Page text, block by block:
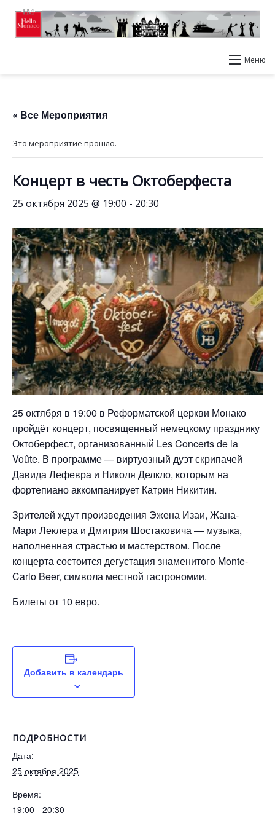
Меню
« Все Мероприятия
Это мероприятие прошло.
Концерт в честь Октоберфеста
25 октября 2025 @ 19:00 - 20:30
25 октября в 19:00 в Реформатской церкви Монако
пройдёт концерт, посвященный немецкому празднику
Октоберфест, организованный Les Concerts de la
Voûte. В программе — виртуозный дуэт скрипачей
Давида Лефевра и Николя Делкло, которым на
фортепиано аккомпанирует Катрин Никитин.
Зрителей ждут произведения Эжена Изаи, Жана-
Мари Леклера и Дмитрия Шостаковича — музыка,
наполненная страстью и мастерством. После
концерта состоится дегустация знаменитого Monte-
Carlo Beer, символа местной гастрономии.
Билеты от 10 евро.
Добавить в календарь
ПОДРОБНОСТИ
Дата:
25 октября 2025
Время:
19:00 - 20:30